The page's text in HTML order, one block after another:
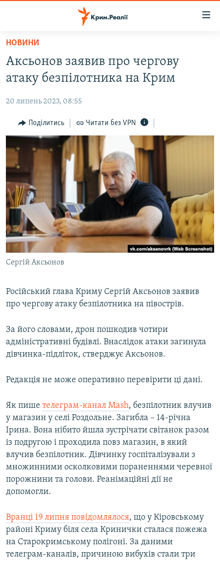
Перейти
основного
матеріалу
Перейти
до
навігації
Перейти
до
пошуку
ВОДА.КРИМ
ВІДЕО ТА ФОТО
ПОЛІТИКА
БЛОГИ
ПОГЛЯД
ВСЕ ЗА ДЕНЬ
СПЕЦПРОЕКТИ
ДЕПОРТАЦІЯ
ВІДЕОУРОКИ «ELIFBE»
СВІДЧЕННЯ ОКУПАЦІЇ
УКРАЇНСЬКА ПРОБЛЕМА КРИМУ
ЯК ОБІЙТИ БЛОКУВАННЯ
Русский
Qırımtatar
Усі сайти RFE/RL
НОВИНИ
Аксьонов заявив про чергову
атаку безпілотника на Крим
20 липень 2023, 08:55
Поділитись Читати без VPN
Сергій Аксьонов
Російський глава Криму Сергій Аксьонов заявив
про чергову атаку безпілотника на півострів.
За його словами, дрон пошкодив чотири
адміністративні будівлі. Внаслідок атаки загинула
дівчинка-підліток, стверджує Аксьонов.
Редакція не може оперативно перевірити ці дані.
Як пише телеграм-канал Mash, безпілотник влучив
у магазин у селі Роздольне. Загибла – 14-річна
Ірина. Вона нібито йшла зустрічати світанок разом
із подругою і проходила повз магазин, в який
влучив безпілотник. Дівчинку госпіталізували з
множинними осколковими пораненнями черевної
порожнини та голови. Реанімаційні дії не
допомогли.
Вранці 19 липня повідомлялося, що у Кіровському
районі Криму біля села Кринички сталася пожежа
на Старокримському полігоні. За даними
телеграм-каналів, причиною вибухів стали три